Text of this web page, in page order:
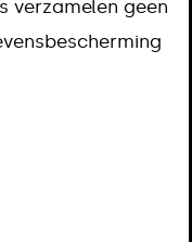
verzamelen geen